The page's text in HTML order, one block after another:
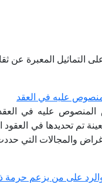
التماثيل المعبرة
عليه في العقد
المنصوص عليه في
تم تحديدها في
والمجالات التي حددت
والرد على من يزعم حرمة